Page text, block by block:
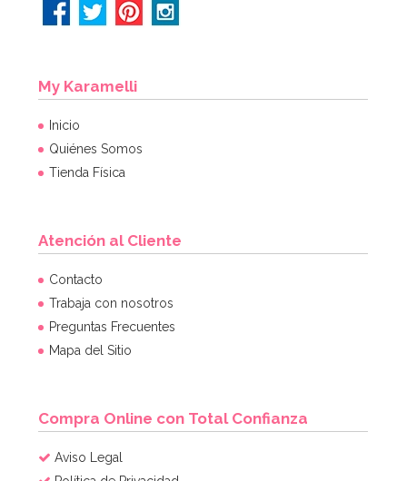
My Karamelli
Inicio
Quiénes Somos
Tienda Física
Atención al Cliente
Contacto
Trabaja con nosotros
Preguntas Frecuentes
Mapa del Sitio
Compra Online con Total Confianza
Aviso Legal